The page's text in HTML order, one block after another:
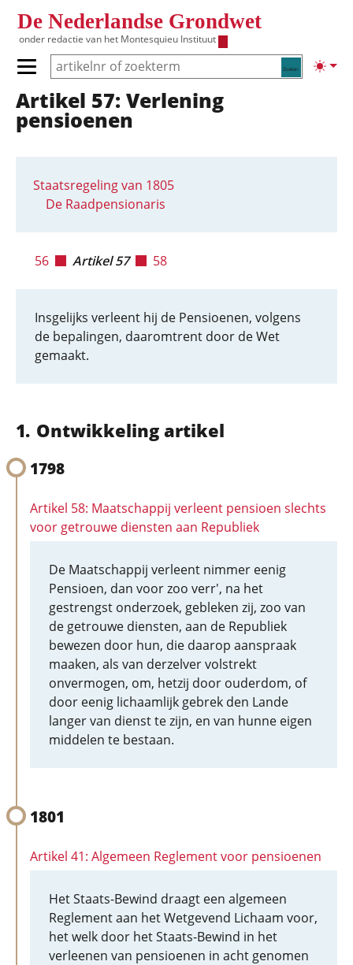
De Nederlandse Grondwet
onder redactie van het Montesquieu Instituut
Zoeken
Primair menu tonen/verbergen
Hoofdnavigatie
Artikel 57: Verlening
pensioenen
Staatsregeling van 1805
De Raadpensionaris
56 Artikel 57 58
Insgelijks verleent hij de Pensioenen, volgens
de bepalingen, daaromtrent door de Wet
gemaakt.
Ontwikkeling artikel
1798
Artikel 58: Maatschappij verleent pensioen slechts
voor getrouwe diensten aan Republiek
De Maatschappij verleent nimmer eenig
Pensioen, dan voor zoo verr', na het
gestrengst onderzoek, gebleken zij, zoo van
de getrouwe diensten, aan de Republiek
bewezen door hun, die daarop aanspraak
maaken, als van derzelver volstrekt
onvermogen, om, hetzij door ouderdom, of
door eenig lichaamlijk gebrek den Lande
langer van dienst te zijn, en van hunne eigen
middelen te bestaan.
1801
Artikel 41: Algemeen Reglement voor pensioenen
Het Staats-Bewind draagt een algemeen
Reglement aan het Wetgevend Lichaam voor,
het welk door het Staats-Bewind in het
verleenen van pensioenen in acht genomen